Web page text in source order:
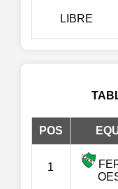
LIBRE
POS
1